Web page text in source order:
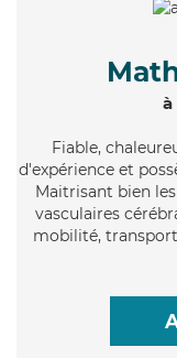
à
Fiable,
d'expérience et
Maitrisant bien
vasculaires
mobilité,